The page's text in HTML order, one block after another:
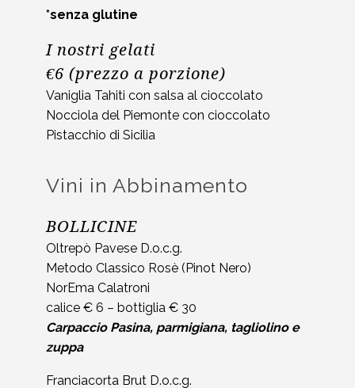
*senza glutine
I nostri gelati
€6(prezzo a porzione)
Vaniglia Tahiti con salsa al cioccolato
Nocciola del Piemonte con cioccolato
Pistacchio di Sicilia
Vini in Abbinamento
BOLLICINE
Oltrepò Pavese D.o.c.g.
Metodo Classico Rosè (Pinot Nero)
NorEma Calatroni
calice € 6 – bottiglia € 30
Carpaccio Pasina, parmigiana, tagliolino e
zuppa
Franciacorta Brut D.o.c.g.